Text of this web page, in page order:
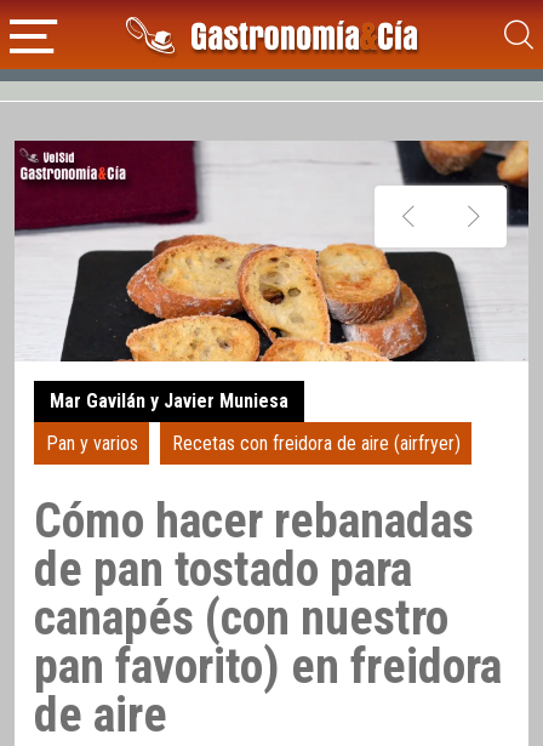
Mar Gavilán y Javier Muniesa
Pan y varios
Recetas con freidora de aire (airfryer)
Cómo hacer rebanadas
de pan tostado para
canapés (con nuestro
pan favorito) en freidora
de aire